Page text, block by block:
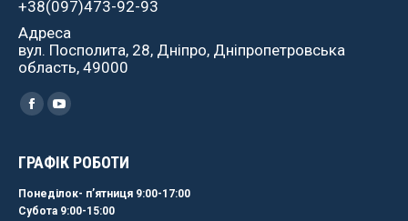
+38(097)473-92-93
Адреса
вул. Посполита, 28, Дніпро, Дніпропетровська
область, 49000
Найдите нас:
Facebook
YouTube
ГРАФІК РОБОТИ
Понеділок- пʼятниця 9:00-17:00
Субота 9:00-15:00